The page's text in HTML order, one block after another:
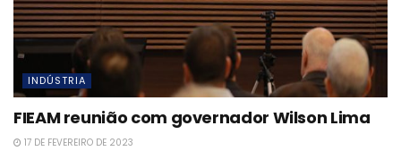
INDÚSTRIA
FIEAM reunião com governador Wilson Lima
17 DE FEVEREIRO DE 2023